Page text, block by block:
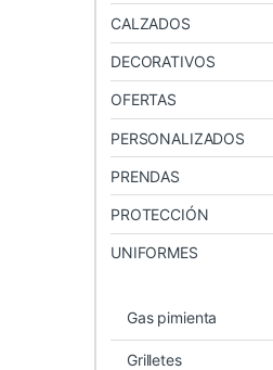
CALZADOS
DECORATIVOS
OFERTAS
PERSONALIZADOS
PRENDAS
PROTECCIÓN
UNIFORMES
Gas pimienta
Grilletes